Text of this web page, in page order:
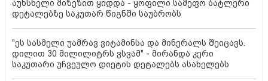
აუხსნელი მიზეზით ყიდდა - ყოფილი სამეფო ბატლერი
დეტალებზე საკუთარ წიგნში საუბრობს
"ეს სასმელი უამრავ ვიტამინსა და მინერალს შეიცავს.
დილით 30 მილილიტრს ვსვამ" - მირანდა კერი
საკუთარი უჩვეულო დიეტის დეტალებს ასახელებს